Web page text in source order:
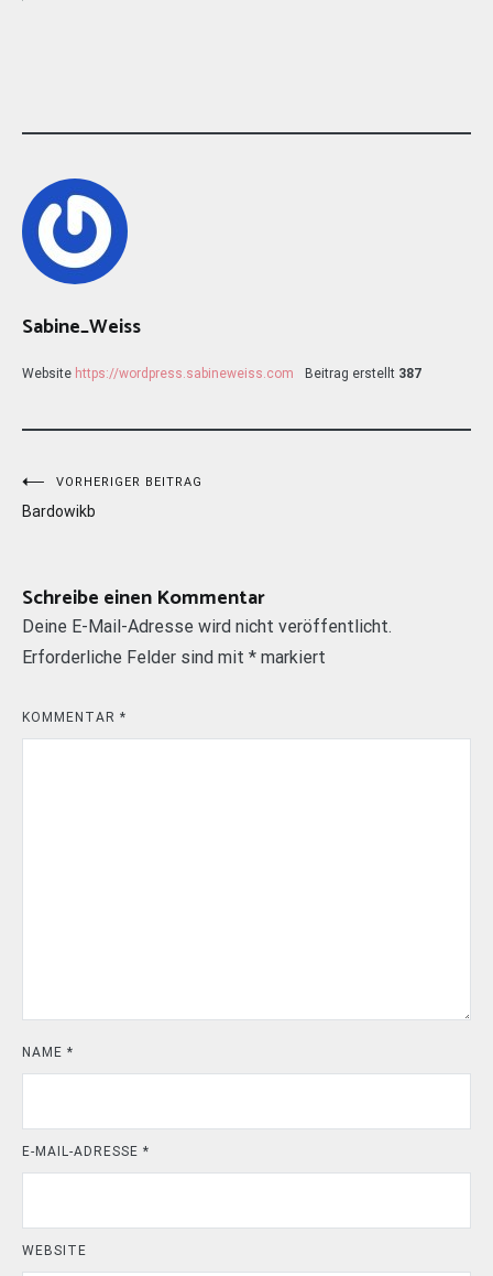
Sabine_Weiss
Website https://wordpress.sabineweiss.com Beitrag erstellt 387
Beitragsnavigation
VORHERIGER BEITRAG
Bardowikb
Schreibe einen Kommentar
Deine E-Mail-Adresse wird nicht veröffentlicht.
Erforderliche Felder sind mit * markiert
KOMMENTAR *
NAME *
E-MAIL-ADRESSE *
WEBSITE